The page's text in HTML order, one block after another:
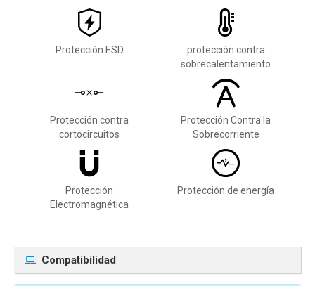
Protección ESD
protección contra
sobrecalentamiento
Protección contra
cortocircuitos
Protección Contra la
Sobrecorriente
Protección
Electromagnética
Protección de energía
Compatibilidad